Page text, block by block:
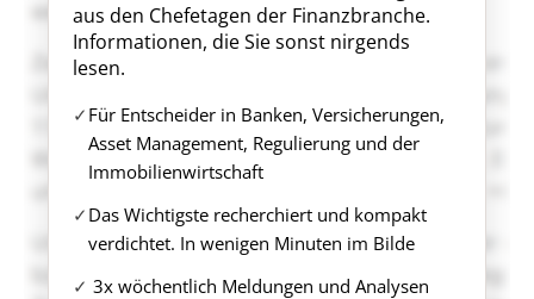
aus den Chefetagen der Finanzbranche.
Informationen, die Sie sonst nirgends
lesen.
Für Entscheider in Banken, Versicherungen,
Asset Management, Regulierung und der
Immobilienwirtschaft
Das Wichtigste recherchiert und kompakt
verdichtet. In wenigen Minuten im Bilde
3x wöchentlich Meldungen und Analysen